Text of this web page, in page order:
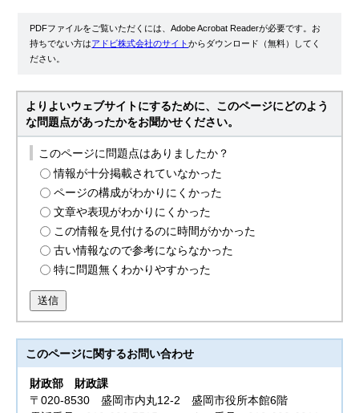
PDFファイルをご覧いただくには、Adobe Acrobat Readerが必要です。お
持ちでない方はアドビ株式会社のサイトからダウンロード（無料）してく
ださい。
よりよいウェブサイトにするために、このページにどのよう
な問題点があったかをお聞かせください。
このページに問題点はありましたか？
情報が十分掲載されていなかった
ページの構成がわかりにくかった
文章や表現がわかりにくかった
この情報を見付けるのに時間がかかった
古い情報なので参考にならなかった
特に問題無くわかりやすかった
送信
このページに関するお問い合わせ
財政部 財政課
〒020-8530 盛岡市内丸12-2 盛岡市役所本館6階